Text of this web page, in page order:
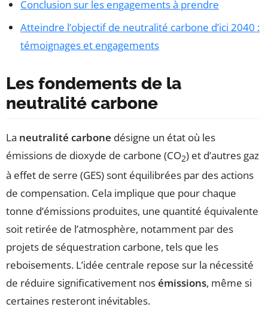
Conclusion sur les engagements à prendre
Atteindre l’objectif de neutralité carbone d’ici 2040 :
témoignages et engagements
Les fondements de la
neutralité carbone
La neutralité carbone désigne un état où les
émissions de dioxyde de carbone (CO2) et d’autres gaz
à effet de serre (GES) sont équilibrées par des actions
de compensation. Cela implique que pour chaque
tonne d’émissions produites, une quantité équivalente
soit retirée de l’atmosphère, notamment par des
projets de séquestration carbone, tels que les
reboisements. L’idée centrale repose sur la nécessité
de réduire significativement nosémissions, même si
certaines resteront inévitables.